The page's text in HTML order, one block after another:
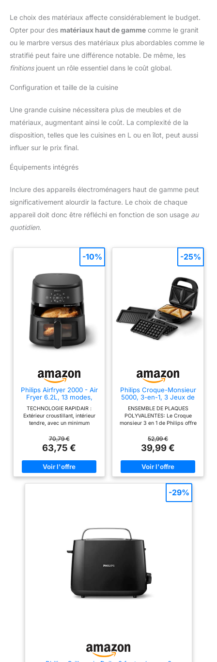
Le choix des matériaux affecte considérablement le budget.
Opter pour des matériaux haut de gamme comme le granit
ou le marbre versus des matériaux plus abordables comme le
stratifié peut faire une différence notable. De même, les
finitionsjouent un rôle essentiel dans le coût global.
Configuration et taille de la cuisine
Une grande cuisine nécessitera plus de meubles et de
matériaux, augmentant ainsi le coût. La complexité de la
disposition, telles que les cuisines en L ou en îlot, peut aussi
influer sur le prix final.
Équipements intégrés
Inclure des appareils électroménagers haut de gamme peut
significativement alourdir la facture. Le choix de chaque
appareil doit donc être réfléchi en fonction de son usage au
quotidien.
Philips Airfryer 2000 - Air
Fryer 6.2L, 13 modes,
TECHNOLOGIE RAPIDAIR :
Extérieur croustillant, intérieur
tendre, avec un minimum
Airfryer Philips assure un flux
d'air parfait pour une cuisson
toujours rapide et savoureuse.
CUISSON 13 EN 1 : Air fry, cuire
au four, griller, rôtir, et plus
encore. Réglez la durée et la
surgelées, frites fraîches,
poulet, viande, poisson, petit-
déjeuner, légumes, gâteaux,
maintien au chaud. NETTOYAGE
FACILE : Surfaces
antiadhésives. Lavable au lave-
vaisselle pour un entretien sans
de tremper ENCORE PLUS
D'IDÉES : Laissez-vous inspirer
70,79 €
63,75 €
-10%
Philips Croque-Monsieur
5000, 3-en-1, 3 Jeux de
ENSEMBLE DE PLAQUES
POLYVALENTES: Le Croque
monsieur 3 en 1 de Philips offre
interchangeables pour les
paninis, les sandwichs et les
gaufres, vous permettant de
savourer une large variété de
plats LE CROUSTILLANT À LA
PERFECTION : Avec une
appareil à croque-monsieur
assure un chauffage rapide,
grillant tout à la perfection, pour
antiadhésives sont amovibles,
facilitant le nettoyage. Fini le
récurage, il vous suffira de
retirer les plaques pour les
nettoyer facilement UNE
CHALEUR HOMOGÈNE POUR
DES RÉSULTATS OPTIMAUX :
Répartition uniforme de la
chaleur sur les plaques pour
des garnitures parfaitement
52,99 €
39,99 €
-25%
-29%